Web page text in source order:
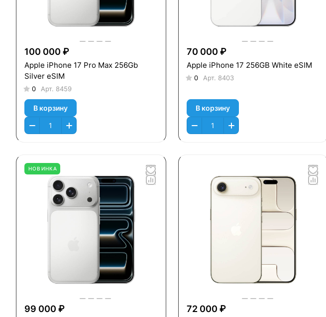
100 000 ₽
Apple iPhone 17 Pro Max 256Gb
Silver eSIM
0 Арт. 8459
В корзину
70 000 ₽
Apple iPhone 17 256GB White eSIM
0 Арт. 8403
В корзину
НОВИНКА
99 000 ₽ 72 000 ₽